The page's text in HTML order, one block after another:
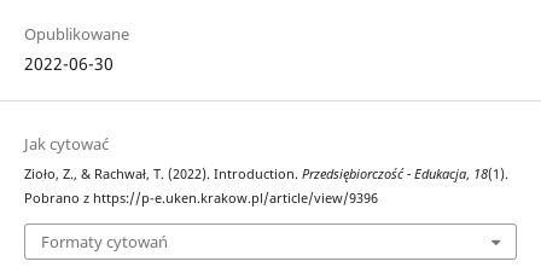
Opublikowane
2022-06-30
Jak cytować
Zioło, Z., & Rachwał, T. (2022). Introduction. Przedsiębiorczość - Edukacja, 18(1).
Pobrano z https://p-e.uken.krakow.pl/article/view/9396
Formaty cytowań